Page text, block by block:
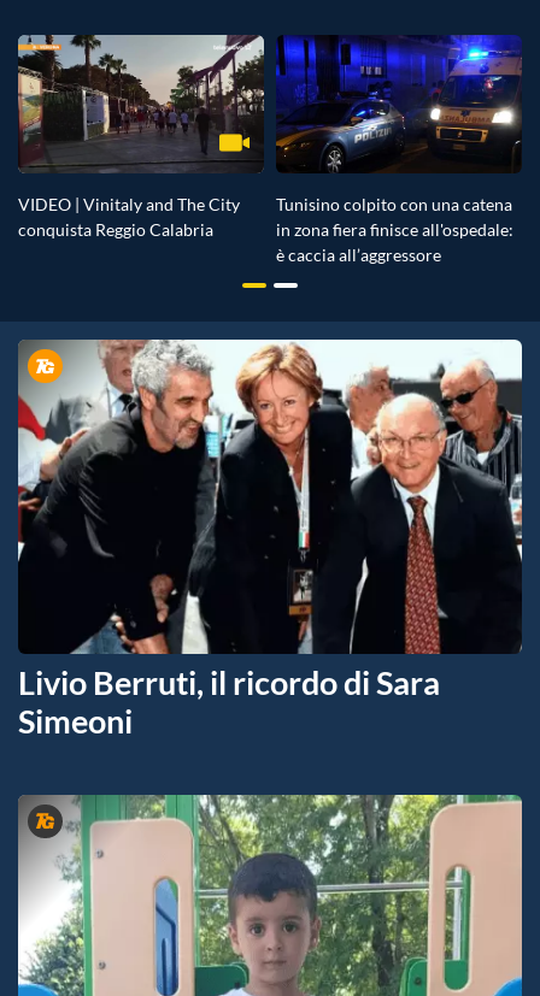
VIDEO | Vinitaly and The City
conquista Reggio Calabria
Tunisino colpito con una catena
in zona fiera finisce all'ospedale:
è caccia all’aggressore
Livio Berruti, il ricordo di Sara
Simeoni